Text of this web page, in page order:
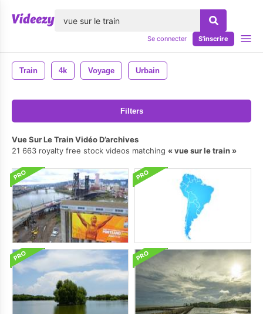
Se connecter S'inscrire
Train 4k Voyage Urbain
Filters
Vue Sur Le Train Vidéo D’archives
21 663 royalty free stock videos matching
vue sur le train